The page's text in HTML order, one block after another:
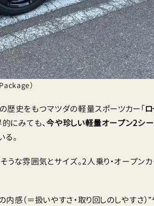
）
史をもつマツダの軽量スポーツカー「
にみても、今や珍しい軽量オープン2シー
。
な雰囲気とサイズ。2人乗り・オープンカ
内感（＝扱いやすさ・取り回しのしやすさ